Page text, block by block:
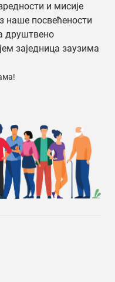
и мисије
наше посвећености
друштвено
заједница заузима